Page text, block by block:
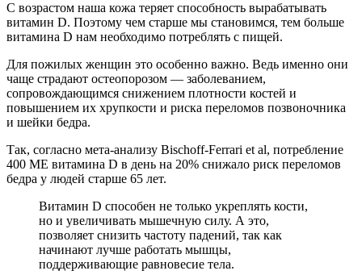
С возрастом наша кожа теряет способность вырабатывать
витамин D. Поэтому чем старше мы становимся, тем больше
витамина D нам необходимо потреблять с пищей.
Для пожилых женщин это особенно важно. Ведь именно они
чаще страдают остеопорозом — заболеванием,
сопровождающимся снижением плотности костей и
повышением их хрупкости и риска переломов позвоночника
и шейки бедра.
Так, согласно мета-анализу Bischoff-Ferrari et al, потребление
400 МЕ витамина D в день на 20% снижало риск переломов
бедра у людей старше 65 лет.
Витамин D способен не только укреплять кости,
но и увеличивать мышечную силу. А это,
позволяет снизить частоту падений, так как
начинают лучше работать мышцы,
поддерживающие равновесие тела.